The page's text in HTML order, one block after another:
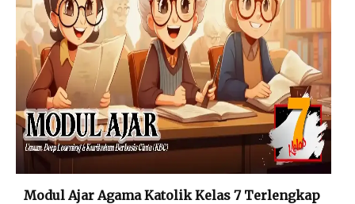
Modul Ajar Agama Katolik Kelas 7 Terlengkap